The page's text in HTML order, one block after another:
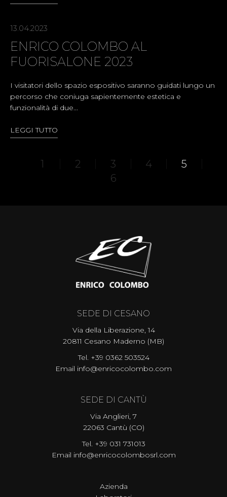
13.04.2023
ENRICO COLOMBO AL
FUORISALONE 2023
I visitatori dello spazio espositivo saranno guidati lungo un
percorso che coniuga sapientemente estetica e
funzionalità di due...
LEGGI TUTTO
1 2 3 4
5
6
SEDE DI CESANO
Via della Liberazione, 14
20811 Cesano Maderno (MB)
Tel. +39 0362 503524
Email info@enricocolombo.com
SEDE DI CANTÙ
Via Anglieri, 7
22063 Cantù (CO)
Tel. +39 031 731013
Email info@enricocolombosrl.com
Azienda